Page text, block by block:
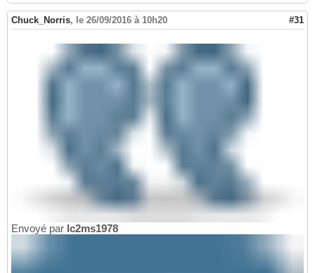
Chuck_Norris, le 26/09/2016 à 10h20 #31
Envoyé par lc2ms1978